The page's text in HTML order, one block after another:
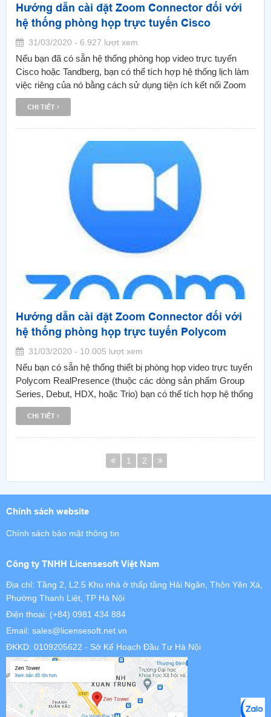
Hướng dẫn cài đặt Zoom Connector đối với
hệ thống phòng họp trực tuyến Cisco
31/03/2020 - 6.927 lượt xem
Nếu bạn đã có sẵn hệ thống phòng họp video trực tuyến
Cisco hoặc Tandberg, bạn có thể tích hợp hệ thống lịch làm
việc riêng của nó bằng cách sử dụng tiện ích kết nối Zoom
One-Tap Cisco Connector. Tiện ích này cho phép bạn bắt
đầu cuộc họp Zoom Cloud Meeting theo lịch làm việc trực
CHI TIẾT
Hướng dẫn cài đặt Zoom Connector đối với
hệ thống phòng họp trực tuyến Polycom
31/03/2020 - 10.005 lượt xem
Nếu bạn có sẵn hệ thống thiết bị phòng họp video trực tuyến
Polycom RealPresence (thuộc các dòng sản phẩm Group
Series, Debut, HDX, hoặc Trio) bạn có thể tích hợp hệ thống
hệ thống này với Zoom.
CHI TIẾT
1 2
Công ty TNHH Licensesoft Việt Nam
Địa chỉ: Tầng 2, L2.5 Khu nhà ở thấp tầng Hải Ngân, Thôn Yên Xá,
Phường Thanh Liệt, TP Hà Nội
Điện thoại: (+84) 0981 434 884
Email: sales@licensesoft.net.vn
ĐKKD: 0109205622 - Sở Kế Hoạch Đầu Tư Hà Nội
Chính sách website
Chính sách bảo mật thông tin